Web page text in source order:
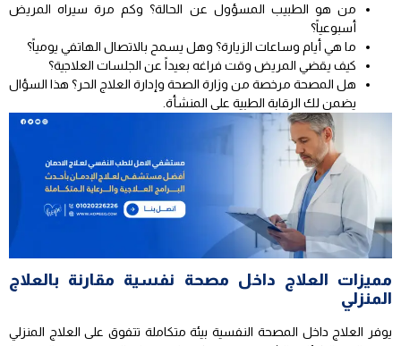
من هو الطبيب المسؤول عن الحالة؟ وكم مرة سيراه المريض
أسبوعياً؟
ما هي أيام وساعات الزيارة؟ وهل يسمح بالاتصال الهاتفي يومياً؟
كيف يقضي المريض وقت فراغه بعيداً عن الجلسات العلاجية؟
هل المصحة مرخصة من وزارة الصحة وإدارة العلاج الحر؟ هذا السؤال
يضمن لك الرقابة الطبية على المنشأة.
مميزات العلاج داخل مصحة نفسية مقارنة بالعلاج
المنزلي
يوفر العلاج داخل المصحة النفسية بيئة متكاملة تتفوق على العلاج المنزلي